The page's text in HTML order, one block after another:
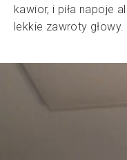
kawior, i piła napoje
lekkie zawroty głowy.